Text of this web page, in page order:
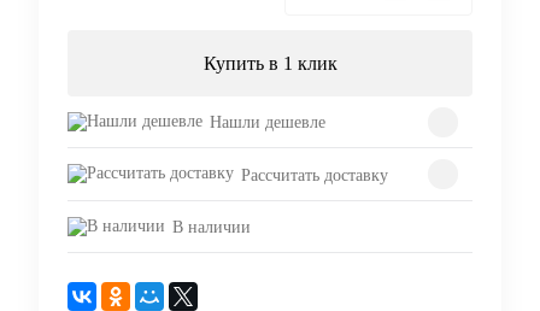
Купить в 1 клик
Нашли дешевле
Рассчитать доставку
В наличии